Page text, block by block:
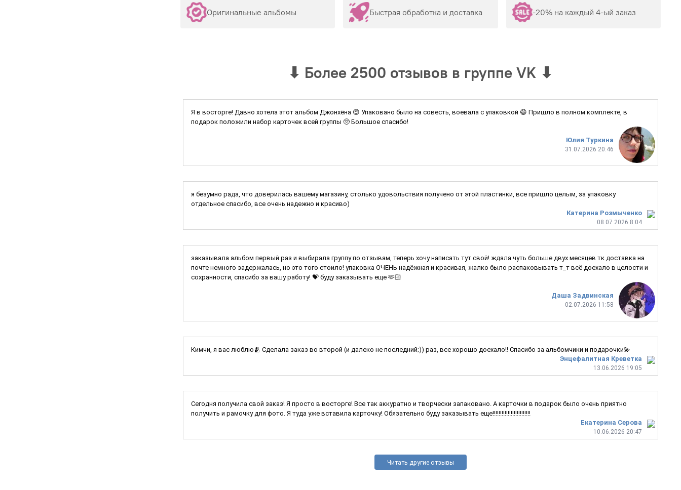
Оригинальные альбомы Быстрая обработка и доставка -20% на каждый 4-ый заказ
⬇ Более 2500 отзывов в группе VK ⬇
Юлия Туркина
31.07.2026 20:46
Я в восторге! Давно хотела этот альбом Джонхёна 😍 Упаковано было на совесть, воевала с упаковкой 😄 Пришло в полном комплекте, в
подарок положили набор карточек всей группы 🥺 Большое спасибо!
Катерина Розмыченко
08.07.2026 8:04
я безумно рада, что доверилась вашему магазину, столько удовольствия получено от этой пластинки, все пришло целым, за упаковку
отдельное спасибо, все очень надежно и красиво)
Даша Задвинская
02.07.2026 11:58
заказывала альбом первый раз и выбирала группу по отзывам, теперь хочу написать тут свой! ждала чуть больше двух месяцев тк доставка на
почте немного задержалась, но это того стоило! упаковка ОЧЕНЬ надёжная и красивая, жалко было распаковывать т_т всё доехало в целости и
сохранности, спасибо за вашу работу! 💝 буду заказывать еще 🫶🏻
Энцефалитная Креветка
13.06.2026 19:05
Кимчи, я вас люблю🫂 Сделала заказ во второй (и далеко не последний;)) раз, все хорошо доехало!! Спасибо за альбомчики и подарочки💫
Екатерина Серова
10.06.2026 20:47
Сегодня получила свой заказ! Я просто в восторге! Все так аккуратно и творчески запаковано. А карточки в подарок было очень приятно
получить и рамочку для фото. Я туда уже вставила карточку! Обязательно буду заказывать еще!!!!!!!!!!!!!!!!!!!!!!!!!
Читать другие отзывы